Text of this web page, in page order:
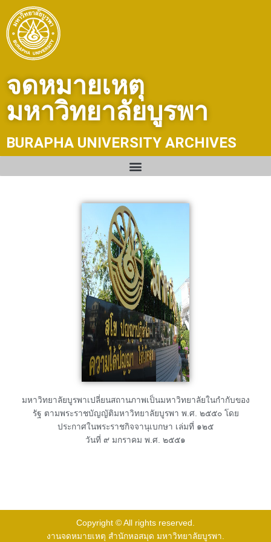
content
จดหมายเหตุ
มหาวิทยาลัยบูรพา
BURAPHA UNIVERSITY ARCHIVES
มหาวิทยาลัยบูรพาเปลี่ยนสถานภาพเป็นมหาวิทยาลัยในกำกับของ
รัฐ ตามพระราชบัญญัติมหาวิทยาลัยบูรพา พ.ศ. ๒๕๕๐ โดย
ประกาศในพระราชกิจจานุเบกษา เล่มที่ ๑๒๕
วันที่ ๙ มกราคม พ.ศ. ๒๕๕๑
Copyright © All rights reserved.
งานจดหมายเหตุ สำนักหอสมุด มหาวิทยาลัยบูรพา.